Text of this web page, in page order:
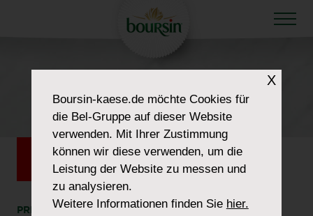
575×120
PRINT SHARE
X
Boursin-kaese.demöchte Cookies für
die Bel-Gruppe auf dieser Website
verwenden. Mit Ihrer Zustimmung
können wir diese verwenden, um die
Leistung der Website zu messen und
zu analysieren.
Weitere Informationen finden Sie hier.